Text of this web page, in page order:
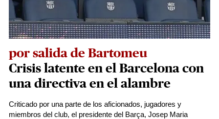
por salida de Bartomeu
Crisis latente en el Barcelona con
una directiva en el alambre
Criticado por una parte de los aficionados, jugadores y
miembros del club, el presidente del Barça, Josep Maria